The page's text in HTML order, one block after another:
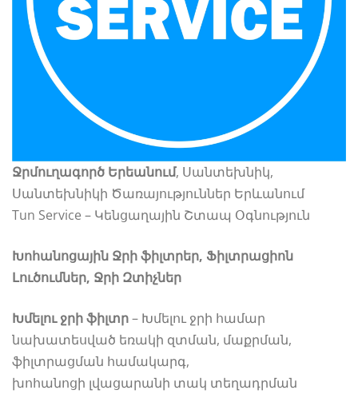
Ջրմուղագործ Երեանում, Սանտեխնիկ,
Սանտեխնիկի Ծառայություններ Երևանում
Tun Service – Կենցաղային Շտապ Օգնություն
Խոհանոցային Ջրի ֆիլտրեր, Ֆիլտրացիոն
Լուծումներ, Ջրի Զտիչներ
Խմելու ջրի ֆիլտր– Խմելու ջրի համար
նախատեսված եռակի զտման, մաքրման,
ֆիլտրացման համակարգ,
խոհանոցի լվացարանի տակ տեղադրման